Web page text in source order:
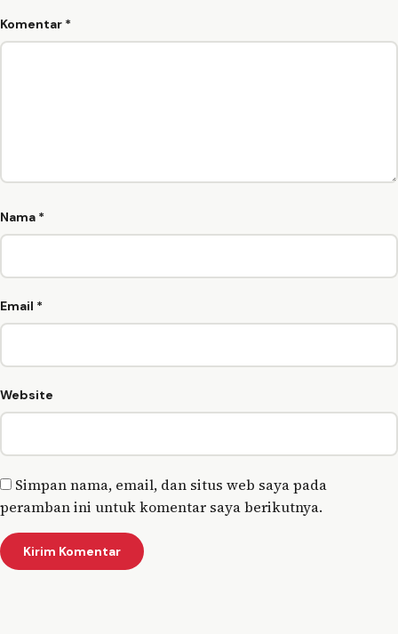
Komentar *
Nama *
Email *
Website
Simpan nama, email, dan situs web saya pada
peramban ini untuk komentar saya berikutnya.